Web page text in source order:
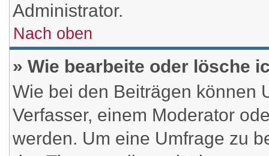
Administrator.
Nach oben
» Wie bearbeite oder lösche
Wie bei den Beiträgen können
Verfasser, einem Moderator
werden. Um eine Umfrage zu